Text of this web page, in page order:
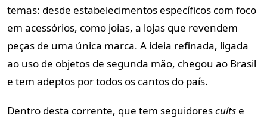
temas: desde estabelecimentos específicos com foco
em acessórios, como joias, a lojas que revendem
peças de uma única marca. A ideia refinada, ligada
ao uso de objetos de segunda mão, chegou ao Brasil
e tem adeptos por todos os cantos do país.
Dentro desta corrente, que tem seguidorescults e